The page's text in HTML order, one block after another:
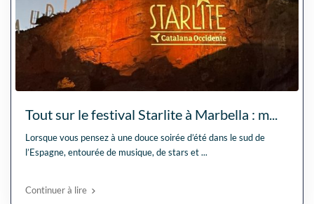
Tout sur le festival Starlite à Marbella : m...
Lorsque vous pensez à une douce soirée d’été dans le sud de
l’Espagne, entourée de musique, de stars et...
Continuer à lire